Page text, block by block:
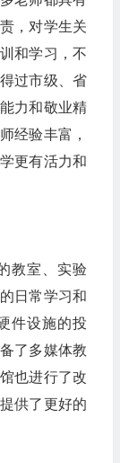
，对学生关
和学习，不
过市级、省
力和敬业精
经验丰富，
更有活力和
教室、实验
日常学习和
件设施的投
了多媒体教
也进行了改
供了更好的